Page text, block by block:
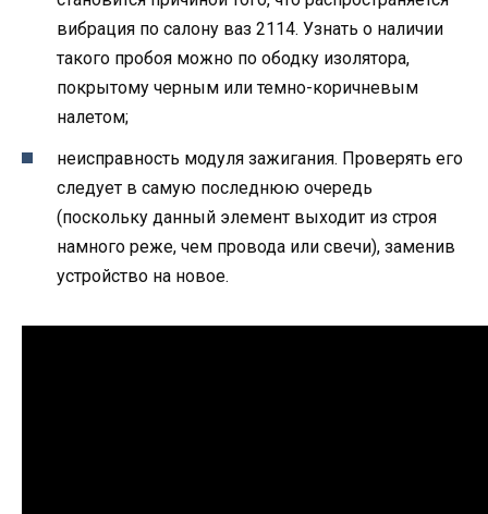
вибрация по салону ваз 2114. Узнать о наличии
такого пробоя можно по ободку изолятора,
покрытому черным или темно-коричневым
налетом;
неисправность модуля зажигания. Проверять его
следует в самую последнюю очередь
(поскольку данный элемент выходит из строя
намного реже, чем провода или свечи), заменив
устройство на новое.